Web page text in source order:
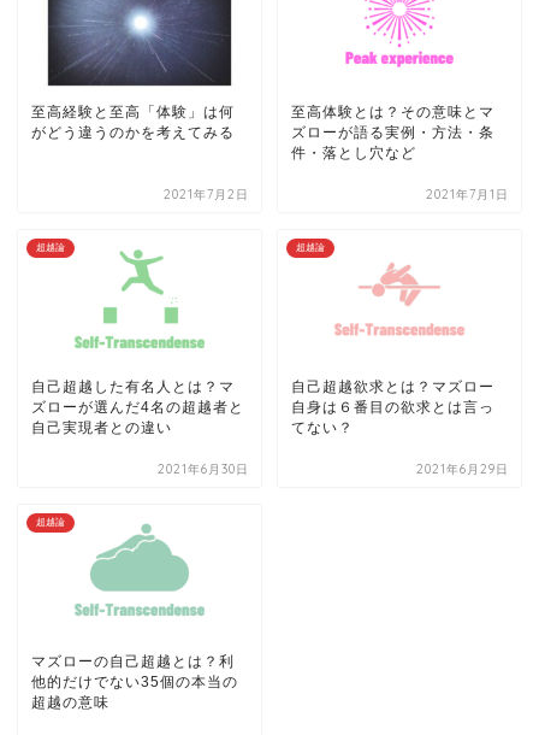
至高経験と至高「体験」は何
がどう違うのかを考えてみる
2021年7月2日
至高体験とは？その意味とマ
ズローが語る実例・方法・条
件・落とし穴など
2021年7月1日
超越論
自己超越した有名人とは？マ
ズローが選んだ4名の超越者と
自己実現者との違い
2021年6月30日
超越論
自己超越欲求とは？マズロー
自身は６番目の欲求とは言っ
てない？
2021年6月29日
超越論
マズローの自己超越とは？利
他的だけでない35個の本当の
超越の意味